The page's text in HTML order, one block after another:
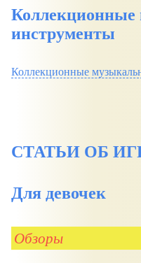
инструменты
Коллекционные
СТАТЬИ ОБ
Для девочек
Обзоры